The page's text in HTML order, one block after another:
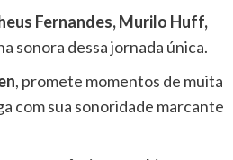
Fernandes, Murilo Huff,
sonora dessa jornada única.
, promete momentos de muita
com sua sonoridade marcante